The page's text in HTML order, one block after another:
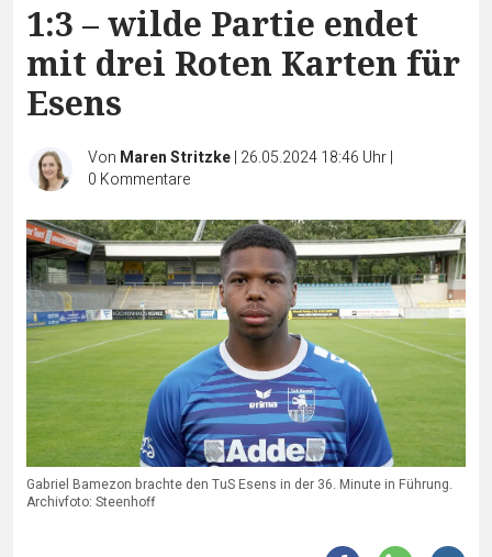
1:3 – wilde Partie endet
mit drei Roten Karten für
Esens
Von Maren Stritzke| 26.05.2024 18:46 Uhr|
0 Kommentare
Gabriel Bamezon brachte den TuS Esens in der 36. Minute in Führung.
Archivfoto: Steenhoff